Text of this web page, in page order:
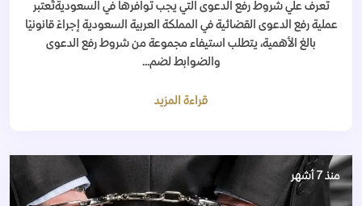
تعرف علي شروط رفع الدعوى التي يجب توافرها في السعوديةتُعتبر
عملية رفع الدعوى القضائية في المملكة العربية السعودية إجراءً قانونيًا
بالغ الأهمية، يتطلب استيفاء مجموعة من شروط رفع الدعوى
والضوابط لضم...
قراءة المزيد
منذ 7 أشهر